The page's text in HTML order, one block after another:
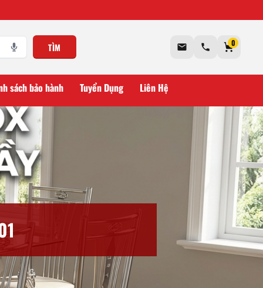
TÌM 0
sách bảo hành Tuyển Dụng Liên Hệ